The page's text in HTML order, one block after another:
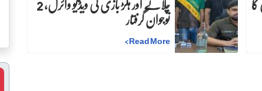
نوجوان گرفتار
Read More
>